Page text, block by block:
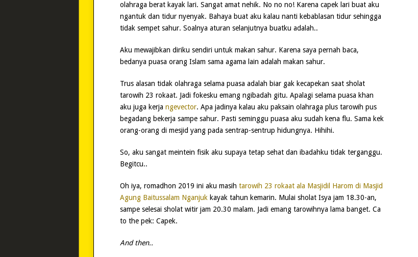
olahraga berat kayak lari. Sangat amat nehik. No no no! Karena capek lari buat aku
ngantuk dan tidur nyenyak. Bahaya buat aku kalau nanti kebablasan tidur sehingga
tidak sempet sahur. Soalnya aturan selanjutnya buatku adalah..
Aku mewajibkan diriku sendiri untuk makan sahur. Karena saya pernah baca,
bedanya puasa orang Islam sama agama lain adalah makan sahur.
Trus alasan tidak olahraga selama puasa adalah biar gak kecapekan saat sholat
tarowih 23 rokaat. Jadi fokesku emang ngibadah gitu. Apalagi selama puasa khan
aku juga kerja ngevector. Apa jadinya kalau aku paksain olahraga plus tarowih pus
begadang bekerja sampe sahur. Pasti seminggu puasa aku sudah kena flu. Sama kek
orang-orang di mesjid yang pada sentrap-sentrup hidungnya. Hihihi.
So, aku sangat meintein fisik aku supaya tetap sehat dan ibadahku tidak terganggu.
Begitcu..
Oh iya, romadhon 2019 ini aku masih tarowih 23 rokaat ala Masjidil Harom di Masjid
Agung Baitussalam Nganjuk kayak tahun kemarin. Mulai sholat Isya jam 18.30-an,
sampe selesai sholat witir jam 20.30 malam. Jadi emang tarowihnya lama banget. Ca
to the pek: Capek.
And then..